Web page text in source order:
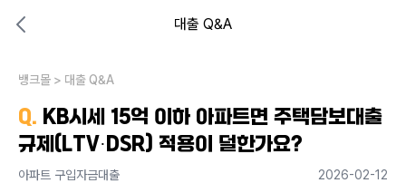
대출 Q&A
내 상황엔 어떤 방법이 있을까?
뱅크몰 > 대출 Q&A
Q. KB시세 15억 이하 아파트면 주택담보대출
규제(LTV·DSR) 적용이 덜한가요?
아파트 구입자금대출 2026-02-12